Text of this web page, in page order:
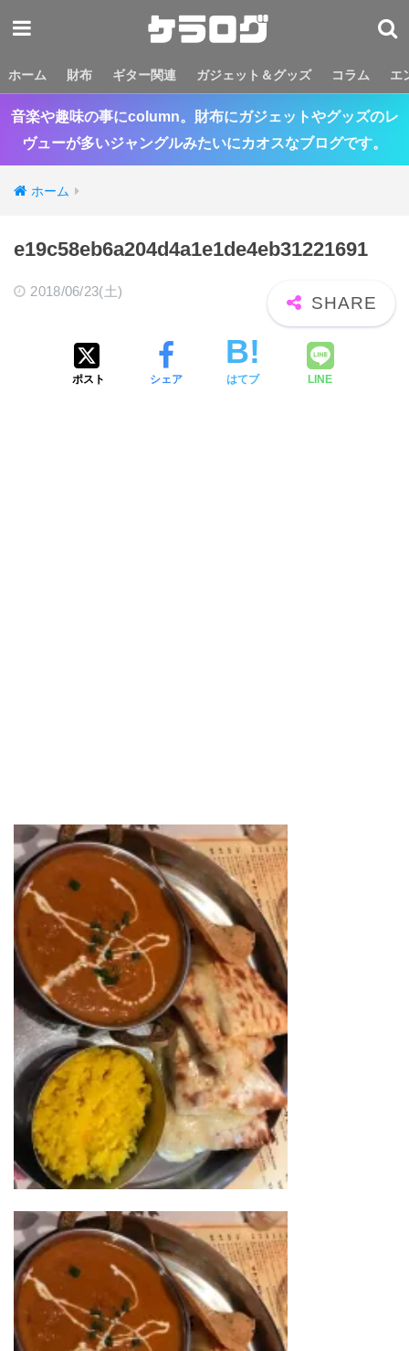
ホーム 財布 ギター関連 ガジェット＆グッズ コラム エ
音楽や趣味の事にcolumn。財布にガジェットやグッズのレ
ヴューが多いジャングルみたいにカオスなブログです。
ホーム
e19c58eb6a204d4a1e1de4eb31221691
2018/06/23(土)
ポスト シェア はてブ LINE